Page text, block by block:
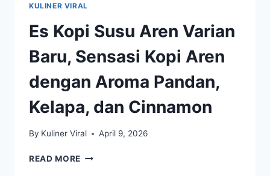
KULINER VIRAL
Es Kopi Susu Aren Varian
Baru, Sensasi Kopi Aren
dengan Aroma Pandan,
Kelapa, dan Cinnamon
By Kuliner Viral April 9, 2026
READ MORE ES